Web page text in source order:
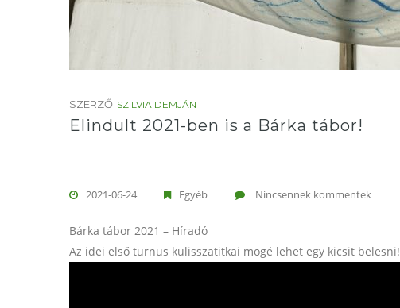
SZERZŐ SZILVIA DEMJÁN
Elindult 2021-ben is a Bárka tábor!
2021-06-24 Egyéb Nincsennek kommentek
Bárka tábor 2021 – Híradó
Az idei első turnus kulisszatitkai mögé lehet egy kicsit belesni!